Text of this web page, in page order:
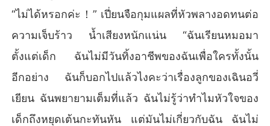
“ไม่ได้หรอกค่ะ！” เปี่ยนจือกุมแผลที่หัวพลางอดทนต่อ
ความเจ็บร้าว น้ำเสียงหนักแน่น “ฉันเรียนหมอมา
ตั้งแต่เด็ก ฉันไม่มีวันทิ้งอาชีพของฉันเพื่อใครทั้งนั้น
อีกอย่าง ฉันก็บอกไปแล้วไงคะว่าเรื่องลูกของเฉินอวี่
เยียน ฉันพยายามเต็มที่แล้ว ฉันไม่รู้ว่าทำไมหัวใจของ
เด็กถึงหยุดเต้นกะทันหัน แต่มันไม่เกี่ยวกับฉัน ฉันไม่